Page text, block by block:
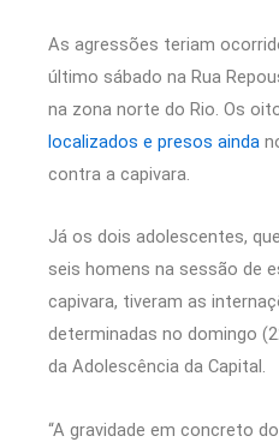
As agressões teriam
último sábado na Rua
na zona norte do Rio. Os
localizados e presos ainda
contra a capivara.
Já os dois adolescentes,
seis homens na sessão de
capivara, tiveram as
determinadas no domingo
da Adolescência da Capital.
“A gravidade em concreto